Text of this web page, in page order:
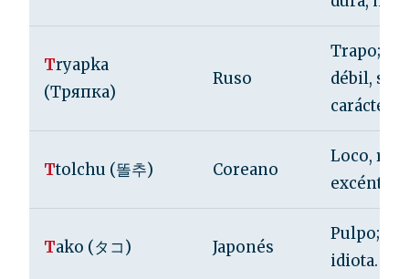
Tryapka
(Тряпка)
Ruso
Trapo;
débil, sin
carácter.
Ttolchu (똘추) Coreano
Loco,
Tako (タコ) Japonés
Pulpo;
idiota.